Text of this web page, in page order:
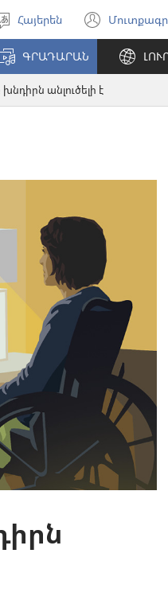
Ընտրել
լեզուն
Հայերեն
է
նոր
ԳՐԱԴԱՐԱՆ
անլուծելի է